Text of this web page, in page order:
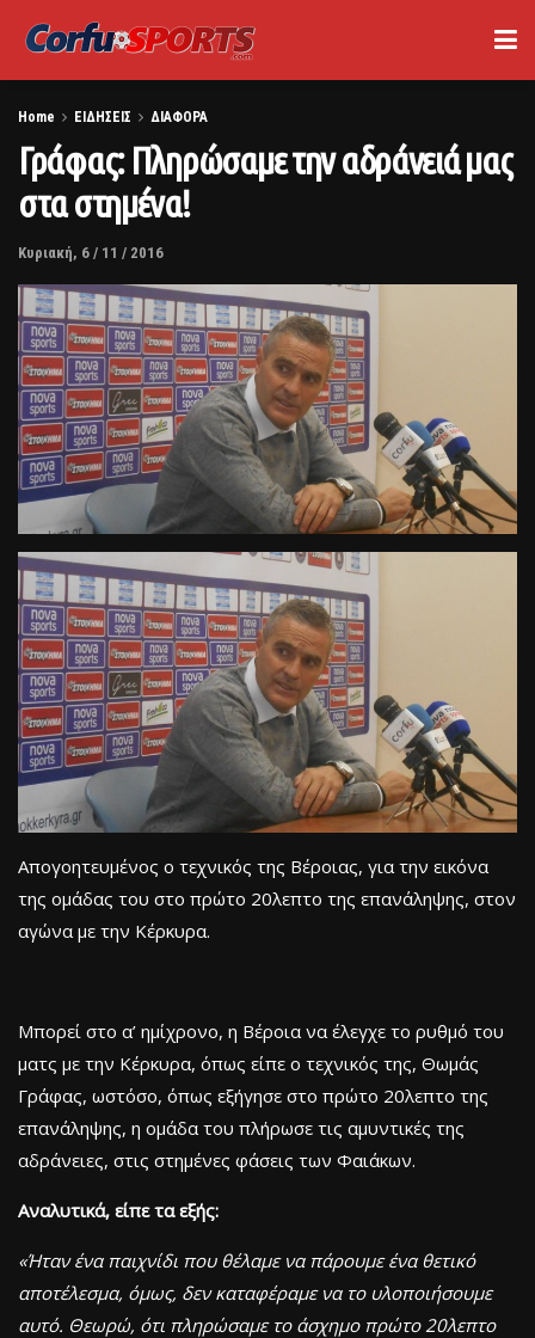
Home ΕΙΔΗΣΕΙΣ ΔΙΑΦΟΡΑ
Γράφας: Πληρώσαμε την αδράνειά μας
στα στημένα!
Κυριακή, 6 / 11 / 2016
Απογοητευμένος ο τεχνικός της Βέροιας, για την εικόνα
της ομάδας του στο πρώτο 20λεπτο της επανάληψης, στον
αγώνα με την Κέρκυρα.
Μπορεί στο α’ ημίχρονο, η Βέροια να έλεγχε το ρυθμό του
ματς με την Κέρκυρα, όπως είπε ο τεχνικός της, Θωμάς
Γράφας, ωστόσο, όπως εξήγησε στο πρώτο 20λεπτο της
επανάληψης, η ομάδα του πλήρωσε τις αμυντικές της
αδράνειες, στις στημένες φάσεις των Φαιάκων.
Αναλυτικά, είπε τα εξής:
«Ήταν ένα παιχνίδι που θέλαμε να πάρουμε ένα θετικό
αποτέλεσμα, όμως, δεν καταφέραμε να το υλοποιήσουμε
αυτό. Θεωρώ, ότι πληρώσαμε το άσχημο πρώτο 20λεπτο